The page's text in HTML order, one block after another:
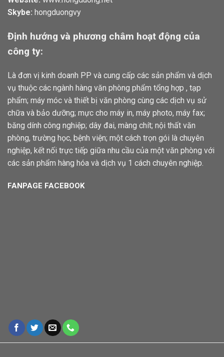
Skybe: hongduongvy
Định hướng và phương châm hoạt động của
công ty:
Là đơn vị kinh doanh PP và cung cấp các sản phẩm và dịch
vụ thuộc các ngành hàng văn phòng phẩm tổng hợp , tạp
phẩm; máy móc và thiết bị văn phòng cùng các dịch vụ sử
chữa và bảo dưỡng; mực cho máy in, máy photo, máy fax;
băng dính công nghiệp; dây đai, màng chít; nội thất văn
phòng, trường học, bệnh viện; một cách trọn gói là chuyên
nghiệp, kết nối trực tiếp giữa nhu cầu của một văn phòng với
các sản phẩm hàng hóa và dịch vụ 1 cách chuyên nghiệp.
FANPAGE FACEBOOK